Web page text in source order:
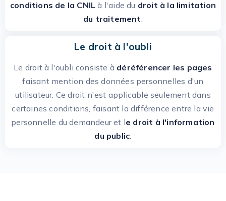
conditions de la CNIL à l'aide du droit à la limitation
du traitement.
Le droit à l'oubli
Le droit à l'oubli consiste à déréférencer les pages
faisant mention des données personnelles d'un
utilisateur. Ce droit n'est applicable seulement dans
certaines conditions, faisant la différence entre la vie
personnelle du demandeur et le droit à l'information
du public.